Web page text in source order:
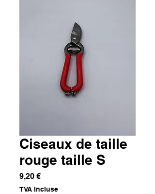
Ciseaux de taille
rouge taille S
9,20 €Prix
TVA Incluse